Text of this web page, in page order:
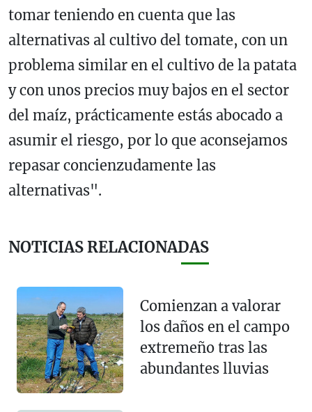
tomar teniendo en cuenta que las
alternativas al cultivo del tomate, con un
problema similar en el cultivo de la patata
y con unos precios muy bajos en el sector
del maíz, prácticamente estás abocado a
asumir el riesgo, por lo que aconsejamos
repasar concienzudamente las
alternativas".
NOTICIAS RELACIONADAS
Comienzan a valorar
los daños en el campo
extremeño tras las
abundantes lluvias